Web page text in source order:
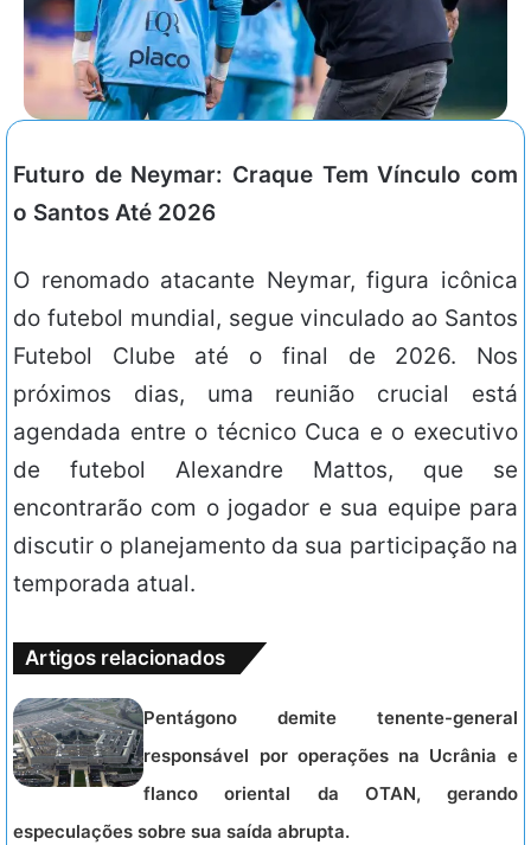
Futuro de Neymar: Craque Tem Vínculo com
o Santos Até 2026
O renomado atacante Neymar, figura icônica
do futebol mundial, segue vinculado ao Santos
Futebol Clube até o final de 2026. Nos
próximos dias, uma reunião crucial está
agendada entre o técnico Cuca e o executivo
de futebol Alexandre Mattos, que se
encontrarão com o jogador e sua equipe para
discutir o planejamento da sua participação na
temporada atual.
Artigos relacionados
Pentágono demite tenente-general
responsável por operações na Ucrânia e
flanco oriental da OTAN, gerando
especulações sobre sua saída abrupta.